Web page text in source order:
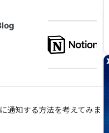
通知する方法を考えてみま